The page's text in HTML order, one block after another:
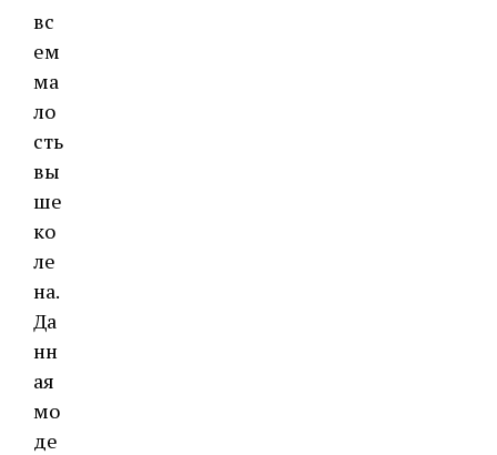
вс
ем
ма
ло
сть
вы
ше
ко
ле
на.
Да
нн
ая
мо
де